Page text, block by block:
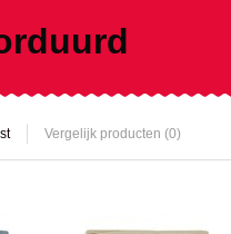
Vergelijk producten (0)